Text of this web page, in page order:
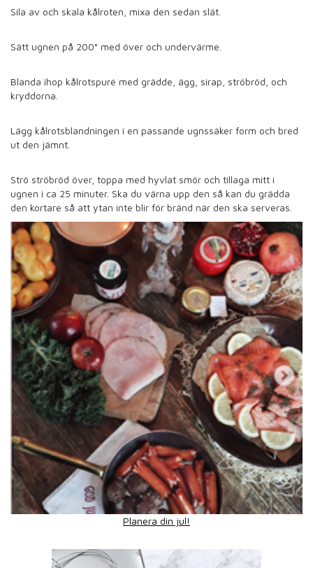
Sila av och skala kålroten, mixa den sedan slät.
Sätt ugnen på 200° med över och undervärme.
Blanda ihop kålrotspuré med grädde, ägg, sirap, ströbröd, och
kryddorna.
Lägg kålrotsblandningen i en passande ugnssäker form och bred
ut den jämnt.
Strö ströbröd över, toppa med hyvlat smör och tillaga mitt i
ugnen i ca 25 minuter. Ska du värna upp den så kan du grädda
den kortare så att ytan inte blir för bränd när den ska serveras.
Planera din jul!